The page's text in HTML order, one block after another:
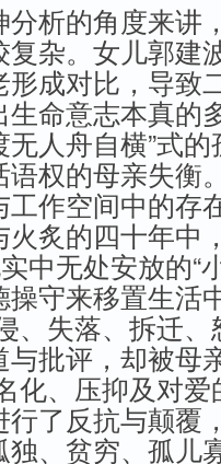
析的角度来讲
杂。女儿郭建
成对比，导致
命意志本真的
人舟自横”式
权的母亲失衡
作空间中的存
炙的四十年中
中无处安放的“
守来移置生活
、失落、拆迁、
批评，却被母
化、压抑及对
了反抗与颠覆
、贫穷、孤儿